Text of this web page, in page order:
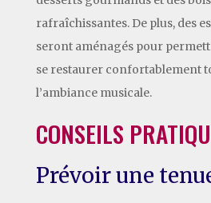
rafraîchissantes. De plus, des
seront aménagés pour
se restaurer confortablement
l’ambiance musicale.
CONSEILS
Prévoir une